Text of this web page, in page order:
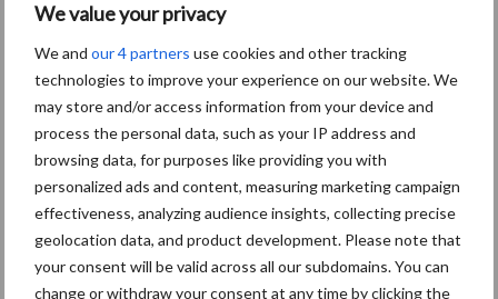
We value your privacy
We and our 4 partners use cookies and other tracking
technologies to improve your experience on our website. We
may store and/or access information from your device and
process the personal data, such as your IP address and
browsing data, for purposes like providing you with
personalized ads and content, measuring marketing campaign
effectiveness, analyzing audience insights, collecting precise
geolocation data, and product development. Please note that
your consent will be valid across all our subdomains. You can
change or withdraw your consent at any time by clicking the
ForFarmers ziet volume en
marktaandeel groeien in
krimpende Nederlandse
markt
Themapagina's